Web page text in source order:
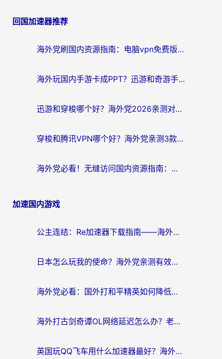
导
回国加速器推荐
海外党刷国内资源指南：电脑vpn免费版真的能用吗？选对加速器才是关键
海外玩国内手游卡成PPT？迅游和奇游手游哪个好？附真实VPN评测及番茄加速器体验
迅游和穿梭哪个好？海外党2026亲测对比+免费vs付费选择指南，附番茄加速器实测体验
穿梭和腾讯VPN哪个好？海外党亲测3款热门回国加速器，附避坑指南
海外党必看！无缝访问国内资源指南：从vpn官网下载到加速器选择（附番茄实测）
加速国内游戏
公主连结：Re加速器下载指南——海外党不再错过国服活动的秘密武器
日本怎么玩我的使命？海外党亲测有效的国服游戏加速指南（附避坑技巧）
海外党必看：国外打和平精英如何降低延迟？附3款热门国服游戏加速方案
海外打古剑奇谭OL网络延迟怎么办？老玩家亲测有效的加速器选择指南
英国玩QQ飞车用什么加速器最好？海外党亲测，告别漂移卡顿的终极选择